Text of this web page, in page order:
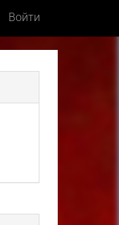
Войти